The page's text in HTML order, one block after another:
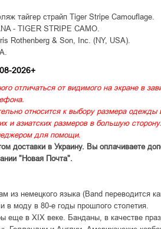
тайгер страйп Tiger Stripe Camouflage.
- TIGER STRIPE CAMO.
Rothenberg & Son, Inc. (NY, USA).
2026+
отличаться от видимого на экране в
относится к выбору размера одежды
и азиатских размеров в большую
для помощи.
доставки в Украину. Вы оплачиваете
"Новая Почта".
немецкого языка (Band переводится
в моду в 80-е годы прошлого столетия.
еще в XIX веке. Банданы, в качестве